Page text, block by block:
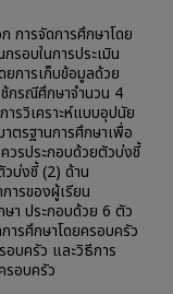
การจัดการศึกษาโดย
รอบในการประเมิน
การเก็บข้อมูลด้วย
กรณีศึกษาจำนวน 4
ารวิเคราะห์แบบอุปนัย
ตรฐานการศึกษาเพื่อ
วรประกอบด้วยตัวบ่งชี้
วบ่งชี้ (2) ด้าน
ารของผู้เรียน
า ประกอบด้วย 6 ตัว
ารศึกษาโดยครอบครัว
อบครัว และวิธีการ
รอบครัว